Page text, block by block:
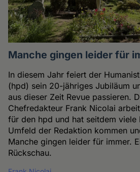
Manche gingen leider für
In diesem Jahr feiert der
(hpd) sein 20-jähriges Jubiläum
aus dieser Zeit Revue passieren.
Chefredakteur Frank Nicolai
für den hpd und hat seitdem viele
Umfeld der Redaktion kommen
Manche gingen leider für immer.
Rückschau.